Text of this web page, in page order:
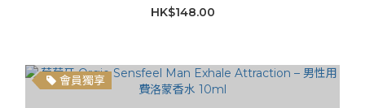
HK$148.00
會員獨享